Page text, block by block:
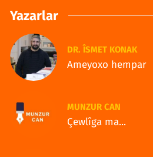
Yazarlar
DR. ÎSMET KONAK
Ameyoxo hempar
MUNZUR CAN
Çewlîga ma...